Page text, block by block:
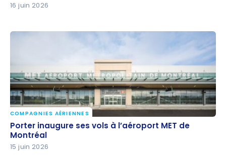
16 juin 2026
Porter inaugure ses vols à l’aéroport MET de
Montréal
COMPAGNIES AÉRIENNES
Porter inaugure ses vols à l’aéroport MET de
Montréal
15 juin 2026